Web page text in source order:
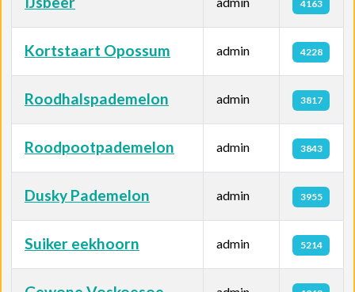
4163
Kortstaart Opossum admin 4228
Roodhalspademelon admin 3817
Roodpootpademelon admin 3843
Dusky Pademelon admin 3955
Suiker eekhoorn admin 5214